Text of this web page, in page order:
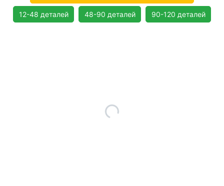
12-48 деталей 48-90 деталей 90-120 деталей